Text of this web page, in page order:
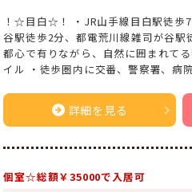
！☆目白☆！ ・JR山手線目白駅徒歩
谷駅徒歩2分、都電荒川線雑司が谷駅
都心で有りながら、自然に囲まれて
イル ・徒歩圏内に交番、警察署、病
詳細を見る
個室☆総額￥35000で入居可